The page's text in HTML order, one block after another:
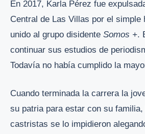
En 2017, Karla Pérez fue
Central de Las Villas por el simple
unido al grupo disidente Somos +.
continuar sus estudios de
Todavía no había cumplido la
Cuando terminada la carrera la
su patria para estar con su
castristas se lo impidieron